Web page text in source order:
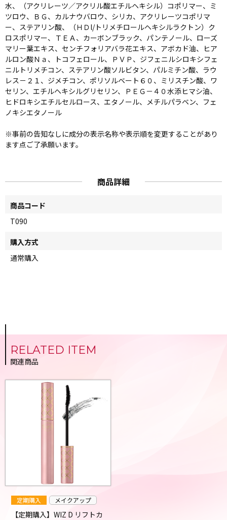
水、（アクリレーツ／アクリル酸エチルヘキシル）コポリマー、ミ
ツロウ、ＢＧ、カルナウバロウ、シリカ、アクリレーツコポリマ
ー、ステアリン酸、（ＨＤl/トリメチロールヘキシルラクトン）ク
ロスポリマー、ＴＥＡ、カーボンブラック、パンテノール、ローズ
マリー葉エキス、センチフォリアバラ花エキス、アボカド油、ヒア
ルロン酸Ｎａ、トコフェロール、ＰＶＰ、ジフェニルシロキシフェ
ニルトリメチコン、ステアリン酸ソルビタン、パルミチン酸、ラウ
レス－２１、ジメチコン、ポリソルベート６０、ミリスチン酸、ワ
セリン、エチルヘキシルグリセリン、ＰＥＧ－４０水添ヒマシ油、
ヒドロキシエチルセルロース、エタノール、メチルパラベン、フェ
ノキシエタノール
※事前の告知なしに成分の表示名称や表示順を変更することがあり
ます点ご了承願います。
商品詳細
商品コード
T090
購入方式
通常購入
RELATED ITEM
関連商品
定期購入 メイクアップ
【定期購入】WIZ D リフトカ